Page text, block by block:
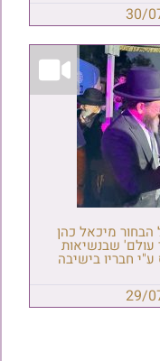
30/
מיכאל כהן
עולם' שבנשיאות
חבריו בישיבה
29/